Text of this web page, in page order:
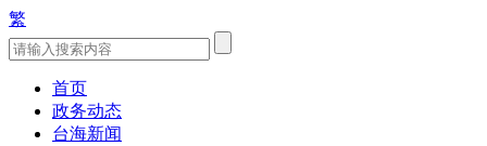
繁
首页
政务动态
台海新闻